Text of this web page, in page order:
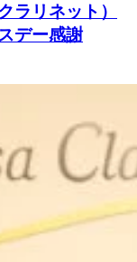
ラリネット）
デー感謝